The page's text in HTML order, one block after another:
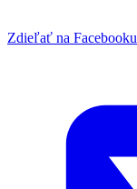
Zdieľať na Facebooku